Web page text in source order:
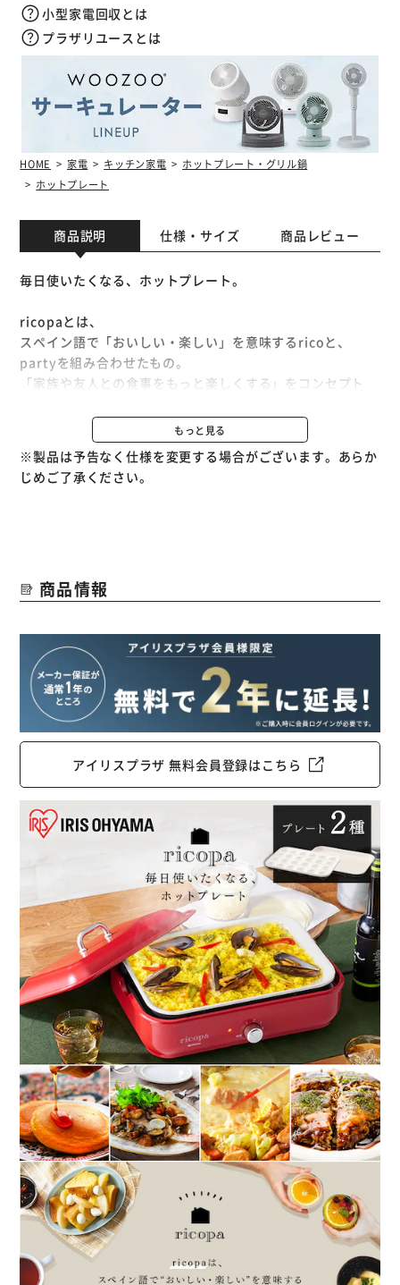
小型家電回収とは
プラザリユースとは
HOME 家電 キッチン家電
ホットプレート・グリル鍋
ホットプレート
商品説明 仕様・サイズ 商品レビュー
毎日使いたくなる、ホットプレート。
ricopaとは、
スペイン語で「おいしい・楽しい」を意味するricoと、
partyを組み合わせたもの。
「家族や友人との食事をもっと楽しくする」をコンセプト
を連想するdesign series。
好き、が選べるホワイトアイボリー、レッド、グレーの
3color。
誰でも使いこなせる、つまみを回すだけの簡単操作。
・平面プレート
深さ6cmで使いやすい深鍋プレート。
なべ物や煮込み調理だけでなく、焼き調理まで幅広い調理に
対応できます。
・たこ焼きプレート
アヒージョやひとくちケーキポップも作れるので、パーティ
でも大活躍。
◆最大250℃の高温で焼き上げる
保温から最大約250℃の高温まで無段階で温度調節ができ、
お好みの加減でおいしく調理出来ます。
◆セラミックコーティングで利便性UP
・美味しく焼ける遠赤外線効果
セラミックは熱伝導率に優れ、食材を内側から温める効果が
あります。
短時間で芯までじっくり火を通し、料理をふっくら仕上げま
す。
・長く使える耐久性
硬い材質で変形に強く、傷や錆がつきにくい。
また、非粘着性を持ち、こびりつきにくいので料理も取りや
すい。
もっと見る
※製品は予告なく仕様を変更する場合がございます。あらか
じめご了承ください。
商品情報
アイリスプラザ 無料会員登録はこちら